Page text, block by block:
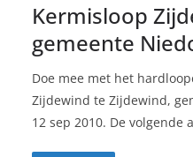
Kermisloop
gemeente
Doe mee met het
Zijdewind te Zijdewind,
12 sep 2010. De volgende